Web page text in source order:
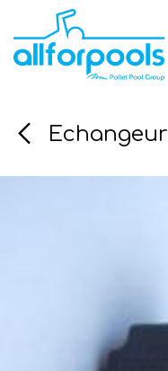
Se rendre au